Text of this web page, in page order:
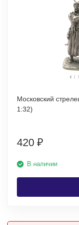
Московский
1:32)
420 ₽
В наличии